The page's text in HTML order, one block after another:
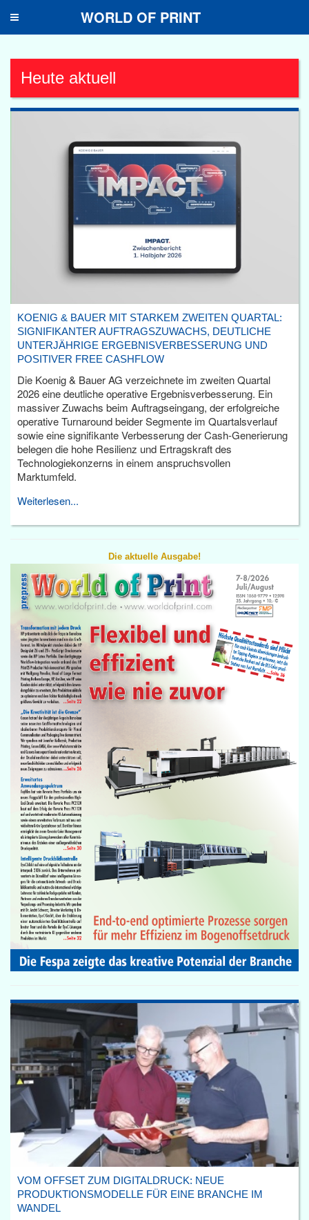
Toggle
WORLD OF PRINT
Heute aktuell
KOENIG & BAUER MIT STARKEM ZWEITEN QUARTAL:
SIGNIFIKANTER AUFTRAGSZUWACHS, DEUTLICHE
UNTERJÄHRIGE ERGEBNISVERBESSERUNG UND
POSITIVER FREE CASHFLOW
Die Koenig & Bauer AG verzeichnete im zweiten Quartal
2026 eine deutliche operative Ergebnisverbesserung. Ein
massiver Zuwachs beim Auftragseingang, der erfolgreiche
operative Turnaround beider Segmente im Quartalsverlauf
sowie eine signifikante Verbesserung der Cash-Generierung
belegen die hohe Resilienz und Ertragskraft des
Technologiekonzerns in einem anspruchsvollen
Marktumfeld.
Weiterlesen...
Die aktuelle Ausgabe!
VOM OFFSET ZUM DIGITALDRUCK: NEUE
PRODUKTIONSMODELLE FÜR EINE BRANCHE IM
WANDEL